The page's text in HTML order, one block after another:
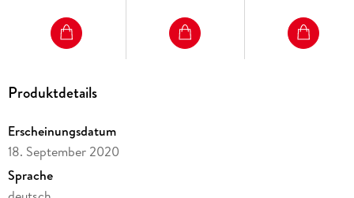
Produktdetails
Erscheinungsdatum
18. September 2020
Sprache